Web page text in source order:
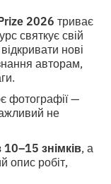
2026 триває
святкує свій
нові
авторам,
фотографії —
не
знімків, а
опис робіт,